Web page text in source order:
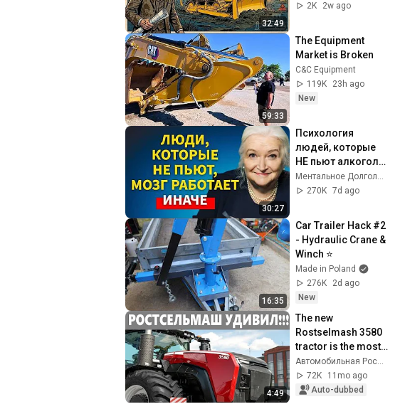
32:49
легендарного
2K
2w ago
59:33
The Equipment
Market is Broken
C&C Equipment
119K
23h ago
New
30:27
Психология
людей, которые
НЕ пьют алкоголь
(согласно
нейронауке) |
Ментальное Долголетие and 2 more
270K 7d ago
16:35
Car Trailer Hack #2
- Hydraulic Crane &
Winch ⭐
Made in Poland
276K
2d ago
New
4:49
The new
Rostselmash 3580
tractor is the most
powerful in the
history of Russia
72K
11mo ago
Auto-dubbed